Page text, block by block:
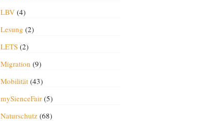
LBV(4)
Lesung (2)
LETS(2)
Migration (9)
Mobilität(43)
mySienceFair(5)
Naturschutz(68)